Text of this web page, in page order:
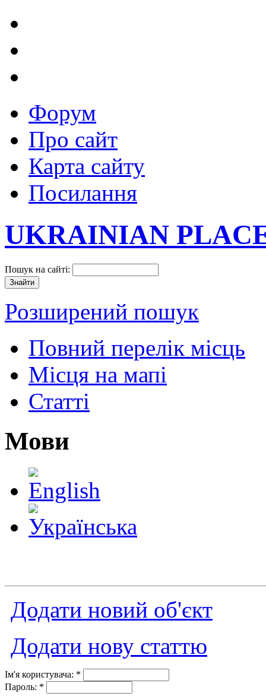
Форум
Про сайт
Карта сайту
Посилання
UKRAINIAN
Пошук на сайті:
Розширений пошук
Повний перелік місць
Місця на мапі
Статті
Мови
Додати новий об'єкт
Додати нову статтю
Ім'я користувача: *
Пароль: *